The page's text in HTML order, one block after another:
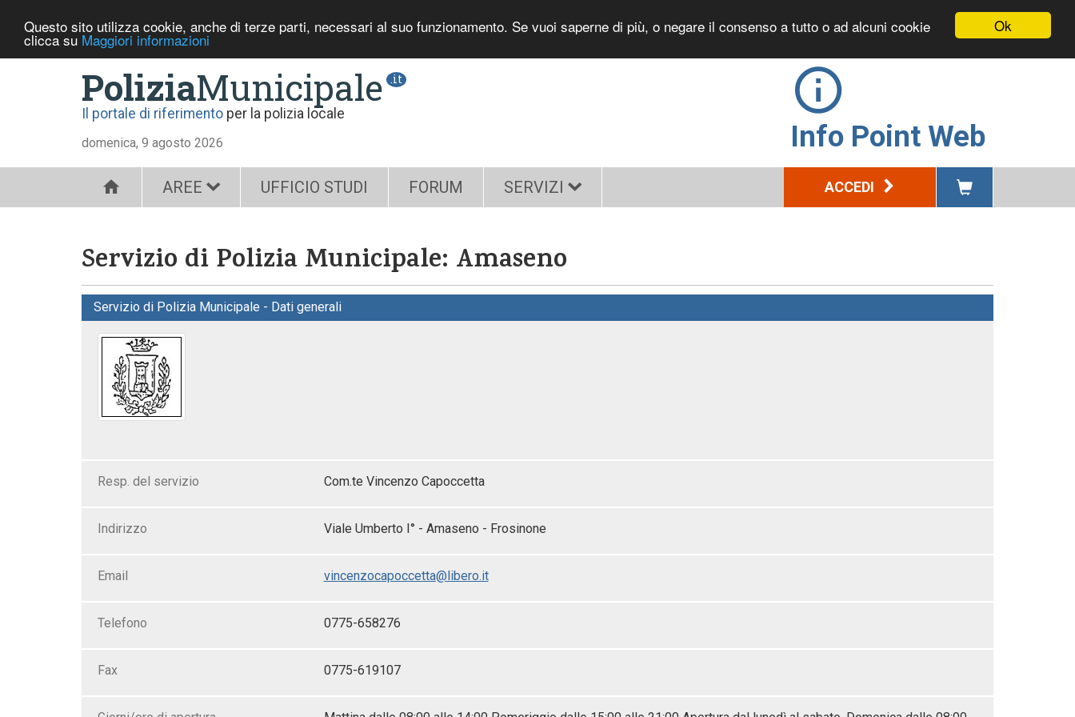
Ok
Questo sito utilizza cookie, anche di terze parti, necessari al suo funzionamento. Se vuoi saperne di più, o negare il consenso a tutto o ad alcuni cookie
clicca su Maggiori informazioni
PoliziaMunicipale .it
Il portale di riferimento per la polizia locale
domenica, 9 agosto 2026 Info Point Web
AREE UFFICIO STUDI FORUM SERVIZI ACCEDI
Servizio di Polizia Municipale: Amaseno
Servizio di Polizia Municipale - Dati generali
Resp. del servizio Com.te Vincenzo Capoccetta
Indirizzo Viale Umberto I° - Amaseno - Frosinone
Email vincenzocapoccetta@libero.it
Telefono 0775-658276
Fax 0775-619107